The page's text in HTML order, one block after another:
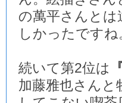
の萬平さんと
しかったですね
続いて第2位は
加藤雅也さんと